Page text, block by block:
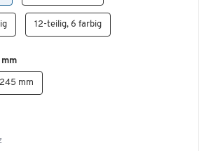
12-teilig, 6 farbig
mm
245 mm